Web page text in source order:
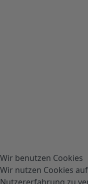
Wir benutzen Cookies
Wir nutzen Cookies